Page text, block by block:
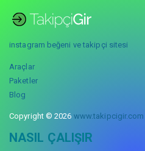
instagram beğeni ve takipçi sitesi
Araçlar
Paketler
Blog
Copyright © 2026 www.takipcigir.com
NASIL ÇALIŞIR